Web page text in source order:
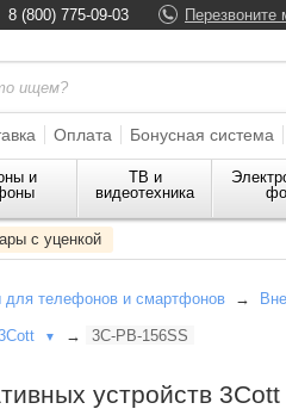
8 (800) 775-09-03 Перезвоните
Оплата Бонусная система
и
ТВ и
видеотехника
с уценкой
для телефонов и смартфонов →
▼ → 3C-PB-156SS
устройств